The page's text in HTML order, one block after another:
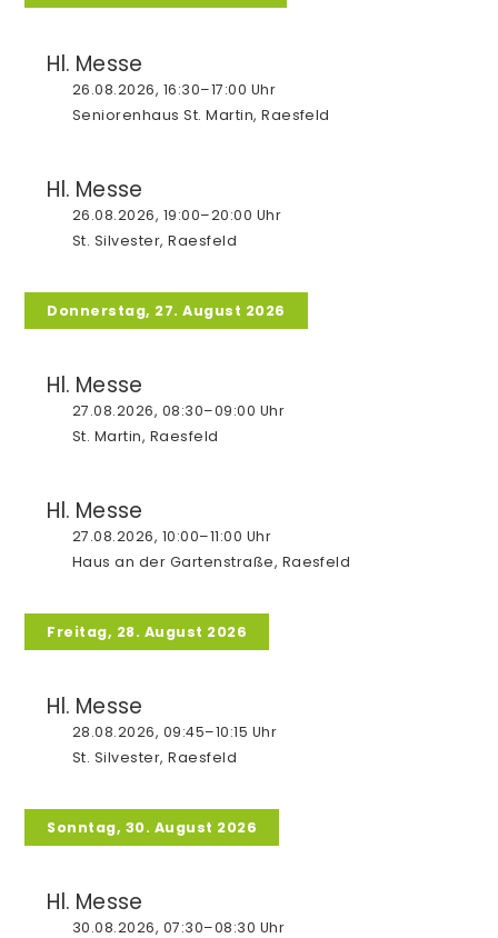
Hl. Messe
26.08.2026, 16:30–17:00 Uhr
Seniorenhaus St. Martin, Raesfeld
Hl. Messe
26.08.2026, 19:00–20:00 Uhr
St. Silvester, Raesfeld
Donnerstag, 27. August 2026
Hl. Messe
27.08.2026, 08:30–09:00 Uhr
St. Martin, Raesfeld
Hl. Messe
27.08.2026, 10:00–11:00 Uhr
Haus an der Gartenstraße, Raesfeld
Freitag, 28. August 2026
Hl. Messe
28.08.2026, 09:45–10:15 Uhr
St. Silvester, Raesfeld
Sonntag, 30. August 2026
Hl. Messe
30.08.2026, 07:30–08:30 Uhr